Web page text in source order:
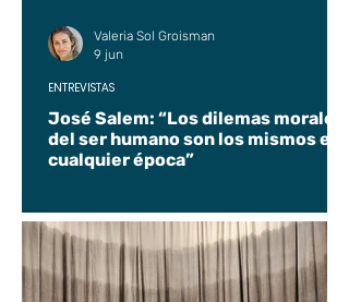
José Salem: “Los dilemas morales
del ser humano son los mismos en
cualquier época”
ENTREVISTAS
Valeria Sol Groisman
9 jun